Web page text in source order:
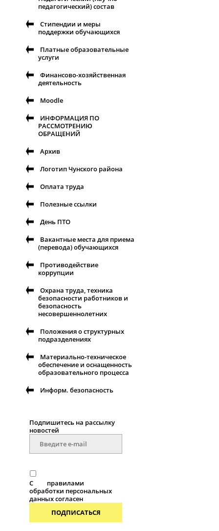
педагогический) состав
Стипендии и меры
поддержки обучающихся
Платные образовательные
услуги
Финансово-хозяйственная
деятельность
Moodle
ИНФОРМАЦИЯ ПО
РАССМОТРЕНИЮ
ОБРАЩЕНИЙ
Архив
Логотип Чунского района
Оплата труда
Полезные ссылки
День ПТО
Вакантные места для приема
(перевода) обучающихся
Противодействие
коррупции
Охрана труда, техника
безопасности работников и
безопасность
несовершеннолетних
Положения о структурных
подразделениях
Материально-техническое
обеспечение и оснащенность
образовательного процесса
Информ. безопасность
Подпишитесь на рассылку
новоcтей
С
правилами
обработки персональных
данных согласен
ПОДПИСАТЬСЯ